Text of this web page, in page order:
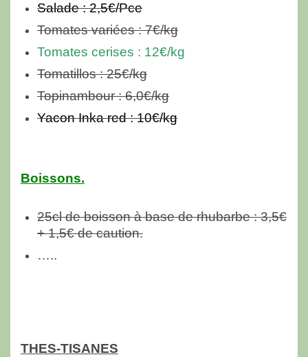
Salade : 2,5€/Pce
Tomates variées :7€/kg
Tomates cerises : 12€/kg
Tomatillos :25€/kg
Topinambour : 6,0€/kg
Yacon Inka red : 10€/kg
Boissons.
25cl de boisson à base de rhubarbe : 3,5€
+ 1,5€ de caution.
…..
THES-TISANES